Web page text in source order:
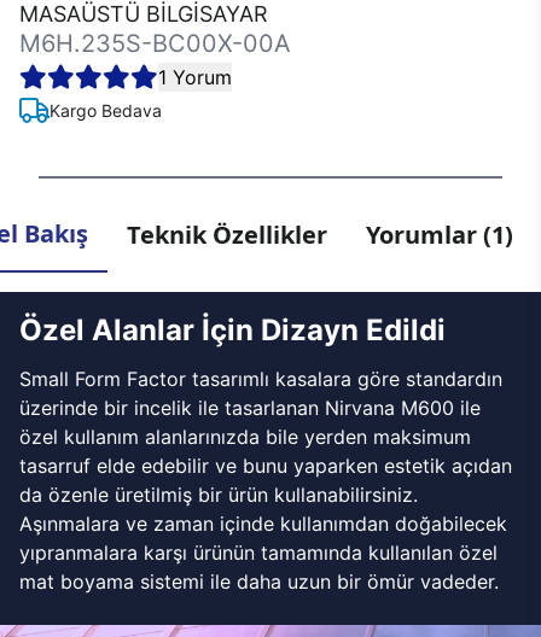
MASAÜSTÜ BİLGİSAYAR
M6H.235S-BC00X-00A
1 Yorum
Kargo Bedava
Bakış Teknik Özellikler Yorumlar (1)
Özel Alanlar İçin Dizayn Edildi
Small Form Factor tasarımlı kasalara göre standardın
üzerinde bir incelik ile tasarlanan Nirvana M600 ile
özel kullanım alanlarınızda bile yerden maksimum
tasarruf elde edebilir ve bunu yaparken estetik açıdan
da özenle üretilmiş bir ürün kullanabilirsiniz.
Aşınmalara ve zaman içinde kullanımdan doğabilecek
yıpranmalara karşı ürünün tamamında kullanılan özel
mat boyama sistemi ile daha uzun bir ömür vadeder.